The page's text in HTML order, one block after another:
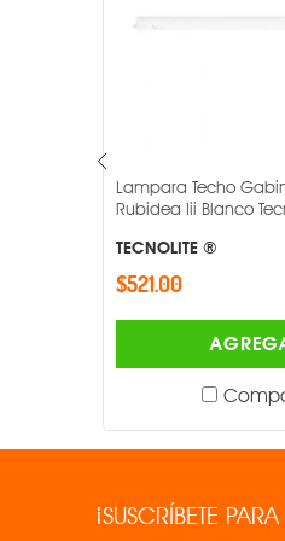
Lampara Techo
Rubidea Iii Blanco
TECNOLITE ®
$521.00
¡SUSCRÍBETE